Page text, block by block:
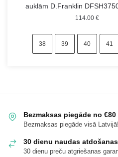
auklām D.Franklin
114.00 €
38 39 40 41
Bezmaksas piegāde no €80
Bezmaksas piegāde visā Latvijā!
30 dienu naudas
30 dienu preču atgriešanas